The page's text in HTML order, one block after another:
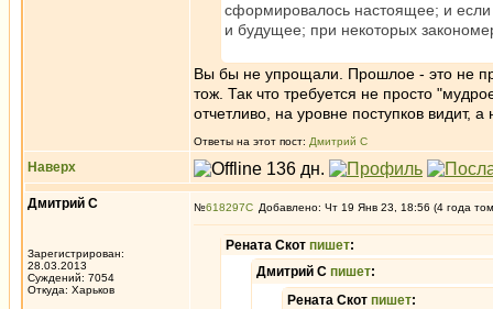
сформировалось настоящее; и если
и будущее; при некоторых
Вы бы не упрощали. Прошлое - это не
тож. Так что требуется не просто
отчетливо, на уровне поступков видит,
Ответы на этот пост: Дмитрий С
Наверх
Дмитрий С
Зарегистрирован:
28.03.2013
Суждений: 7054
Откуда: Харьков
№618297 Добавлено: Чт 19 Янв 23, 18:56 (4 года
Рената Скот пишет:
Дмитрий С пишет:
Рената Скот пишет: